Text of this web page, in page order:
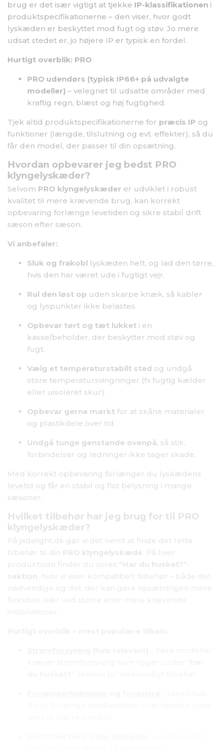
brug er det især vigtigt at tjekke IP-klassifikationen i
produktspecifikationerne – den viser, hvor godt
lyskæden er beskyttet mod fugt og støv. Jo mere
udsat stedet er, jo højere IP er typisk en fordel.
Hurtigt overblik: PRO
PRO udendørs (typisk IP66+ på udvalgte
modeller) – velegnet til udsatte områder med
kraftig regn, blæst og høj fugtighed.
Tjek altid produktspecifikationerne for præcis IP og
funktioner (længde, tilslutning og evt. effekter), så du
får den model, der passer til din opsætning.
Hvordan opbevarer jeg bedst PRO
klyngelyskæder?
Selvom PRO klyngelyskæder er udviklet i robust
kvalitet til mere krævende brug, kan korrekt
opbevaring forlænge levetiden og sikre stabil drift
sæson efter sæson.
Vi anbefaler:
Sluk og frakobl lyskæden helt, og lad den tørre,
hvis den har været ude i fugtigt vejr.
Rul den løst op uden skarpe knæk, så kabler
og lyspunkter ikke belastes.
Opbevar tørt og tæt lukket i en
kasse/beholder, der beskytter mod støv og
fugt.
Vælg et temperaturstabilt sted og undgå
store temperatursvingninger (fx fugtig kælder
eller uisoleret skur).
Opbevar gerne mørkt for at skåne materialer
og plastikdele over tid.
Undgå tunge genstande ovenpå, så stik,
forbindelser og ledninger ikke tager skade.
Med korrekt opbevaring forlænger du lyskædens
levetid og får en stabil og flot belysning i mange
sæsoner.
Hvilket tilbehør har jeg brug for til PRO
klyngelyskæder?
På jadalight.dk gør vi det nemt at finde det rette
tilbehør til din PRO klyngelyskæde . På hver
produktside finder du vores
“Har du husket?”-